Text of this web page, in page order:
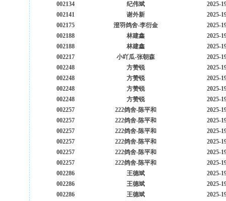
002134
纪伟斌
2025-
002141
谢外新
2025-
002175
澄羽鸽舍-李衍金
2025-
002188
林建鑫
2025-
002188
林建鑫
2025-
002217
小吖瓜-张朝森
2025-
002248
方赞锐
2025-
002248
方赞锐
2025-
002248
方赞锐
2025-
002248
方赞锐
2025-
002257
222鸽舍-陈平和
2025-
002257
222鸽舍-陈平和
2025-
002257
222鸽舍-陈平和
2025-
002257
222鸽舍-陈平和
2025-
002257
222鸽舍-陈平和
2025-
002257
222鸽舍-陈平和
2025-
002286
王德斌
2025-
002286
王德斌
2025-
002286
王德斌
2025-